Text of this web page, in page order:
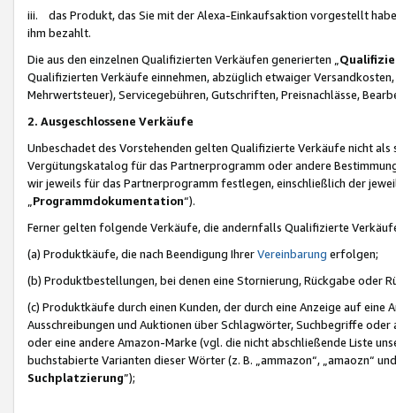
iii. das Produkt, das Sie mit der Alexa-Einkaufsaktion vorgestellt
ihm bezahlt.
Die aus den einzelnen Qualifizierten Verkäufen generierten „
Qualifizierten Verkäufe einnehmen, abzüglich etwaiger
Mehrwertsteuer), Servicegebühren, Gutschriften, Preisnachlässe,
2. Ausgeschlossene Verkäufe
Unbeschadet des Vorstehenden gelten Qualifizierte Verkäufe nicht
Vergütungskatalog für das Partnerprogramm oder andere
wir jeweils für das Partnerprogramm festlegen, einschließlich der
Programmdokumentation“).
Ferner gelten folgende Verkäufe, die andernfalls Qualifizierte
(a) Produktkäufe, die nach Beendigung IhrerVereinbarung erfolgen;
(b) Produktbestellungen, bei denen eine Stornierung, Rückgabe oder
(c) Produktkäufe durch einen Kunden, der durch eine Anzeige auf
Ausschreibungen und Auktionen über Schlagwörter, Suchbegriffe
oder eine andere Amazon-Marke (vgl. die nicht abschließende Liste
buchstabierte Varianten dieser Wörter (z. B. „ammazon“, „amaozn“
Suchplatzierung”);